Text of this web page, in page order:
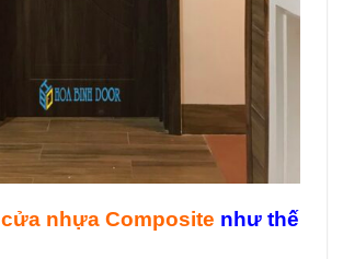
cửa nhựa Composite như thế